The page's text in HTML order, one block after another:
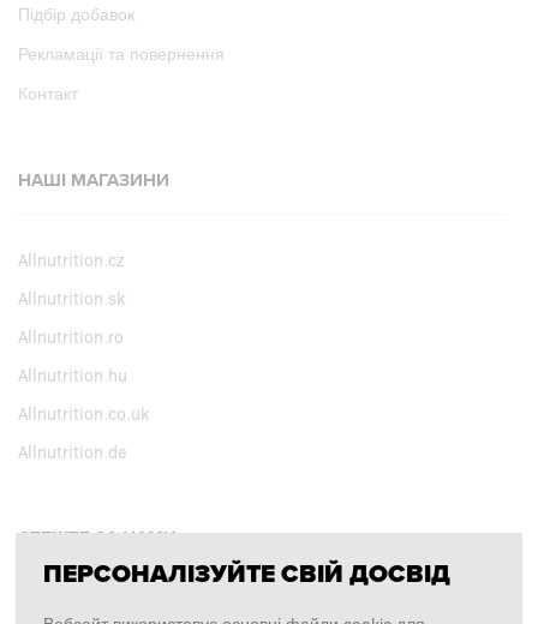
Підбір добавок
Рекламації та повернення
Контакт
НАШІ МАГАЗИНИ
Allnutrition.cz
Allnutrition.sk
Allnutrition.ro
Allnutrition.hu
Allnutrition.co.uk
Allnutrition.de
СТЕЖТЕ ЗА НАМИ
ПЕРСОНАЛІЗУЙТЕ СВІЙ ДОСВІД